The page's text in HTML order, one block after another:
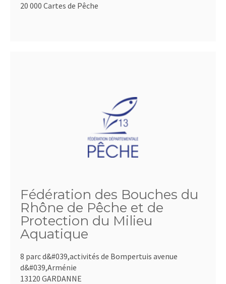
20 000 Cartes de Pêche
Fédération des Bouches du
Rhône de Pêche et de
Protection du Milieu
Aquatique
8 parc d&#039,activités de Bompertuis avenue
d&#039,Arménie
13120 GARDANNE